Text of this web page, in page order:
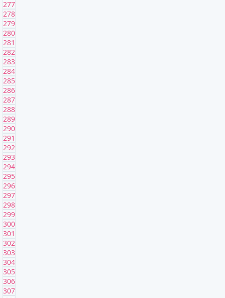
277
278
279
280
281
282
283
284
285
286
287
288
289
290
291
292
293
294
295
296
297
298
299
300
301
302
303
304
305
306
307